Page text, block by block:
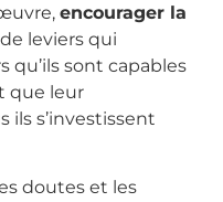
encourager la
leviers qui
qu’ils sont capables
que leur
ils s’investissent
doutes et les